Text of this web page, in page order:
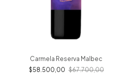
Carmela Reserva Malbec
$58.500,00 $67.700,00